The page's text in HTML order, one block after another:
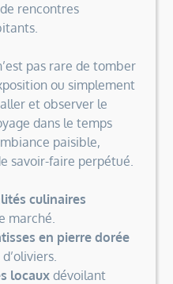
rencontres
pas rare de tomber
ou simplement
et observer le
dans le temps
paisible,
savoir-faire perpétué.
culinaires
marché.
en pierre dorée
locauxdévoilant